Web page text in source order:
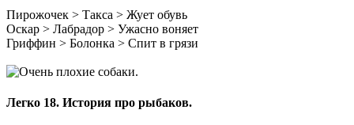
Пирожочек > Такса > Жует обувь
Оскар > Лабрадор > Ужасно воняет
Гриффин > Болонка > Спит в грязи
Легко 18. История про рыбаков.